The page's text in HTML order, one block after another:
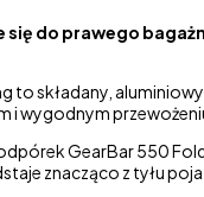
do prawego
to składany,
i wygodnym
GearBar 550
znacząco z tyłu